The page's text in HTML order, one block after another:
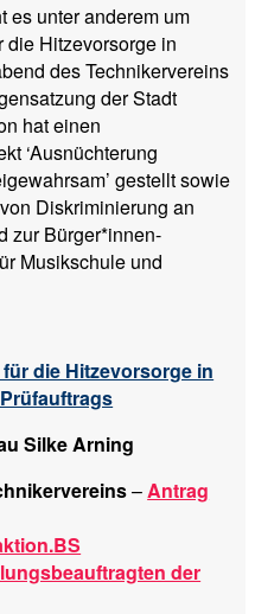
es unter anderem um
die Hitzevorsorge in
des Technikervereins
der Stadt
hat einen
‘Ausnüchterung
gestellt sowie
Diskriminierung an
zur Bürger*innen-
Musikschule und
die Hitzevorsorge in
Silke Arning
–Antrag
der